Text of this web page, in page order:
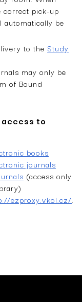
correct pick-up
automatically be
to the Study
may only be
of Bound
to
books
journals
(access only
ezproxy.vkol.cz/.